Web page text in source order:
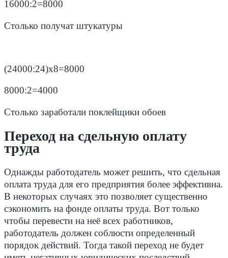
16000:2=8000
Столько получат штукатуры
(24000:24)х8=8000
8000:2=4000
Столько заработали поклейщики обоев
Переход на сдельную оплату
труда
Однажды работодатель может решить, что сдельная
оплата труда для его предприятия более эффективна.
В некоторых случаях это позволяет существенно
сэкономить на фонде оплаты труда. Вот только
чтобы перевести на неё всех работников,
работодатель должен соблюсти определенный
порядок действий. Тогда такой переход не будет